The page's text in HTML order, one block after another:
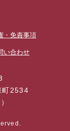
・免責事項
い合わせ
町2534